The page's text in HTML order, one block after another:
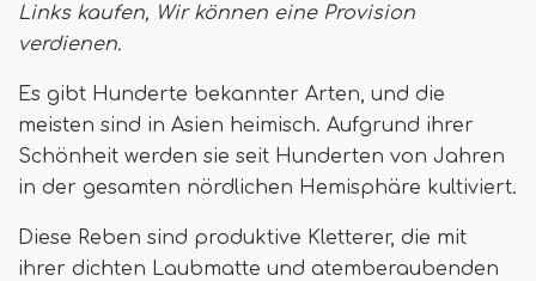
Links kaufen, Wir können eine Provision
verdienen.
Es gibt Hunderte bekannter Arten, und die
meisten sind in Asien heimisch. Aufgrund ihrer
Schönheit werden sie seit Hunderten von Jahren
in der gesamten nördlichen Hemisphäre kultiviert.
Diese Reben sind produktive Kletterer, die mit
ihrer dichten Laubmatte und atemberaubenden